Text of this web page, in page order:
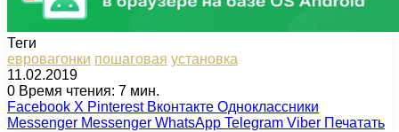
Теги
евровагонки пошаговая установка
11.02.2019
0 Время чтения: 7 мин.
Facebook X Pinterest Вконтакте Одноклассники
Messenger Messenger WhatsApp Telegram Viber Печатать